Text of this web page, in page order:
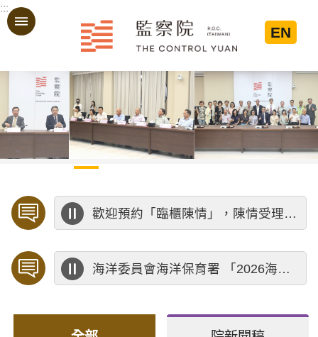
跳到主要內容區塊
:::
EN
歡迎預約「臨櫃陳情」，陳情受理中心將優先排定人員與您接談，釐清案情爭點後收案處理，以節省您的寶貴時間。
海洋委員會海洋保育署 「2026海洋保育創意短影音競賽」活動